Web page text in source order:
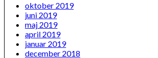
oktober 2019
juni 2019
maj 2019
april 2019
januar 2019
december 2018